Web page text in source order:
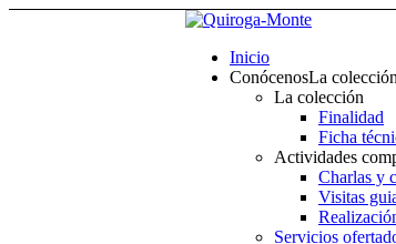
Inicio
ConócenosLa
La colección
Finalidad
Ficha
Actividades
Charlas y
Visitas
Servicios